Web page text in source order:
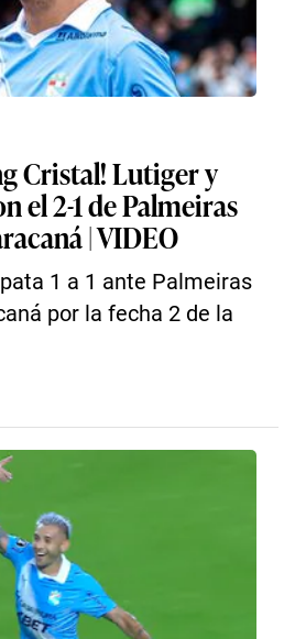
Cristal! Lutiger y
el 2-1 de Palmeiras
| VIDEO
1 a 1 ante Palmeiras
por la fecha 2 de la